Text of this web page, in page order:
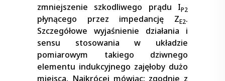
zmniejszenie szkodliwego prądu IP2
płynącego przez impedancję ZE2.
Szczegółowe wyjaśnienie działania i
sensu stosowania w układzie
pomiarowym takiego dziwnego
elementu indukcyjnego zajęłoby dużo
miejsca. Najkrócej mówiąc: zgodnie z